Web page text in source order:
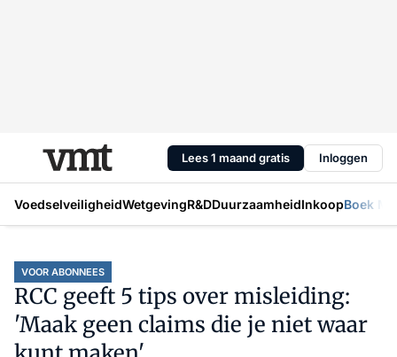
Lees 1 maand gratis Inloggen
VoedselveiligheidWetgevingR&DDuurzaamheidInkoopBoek
VOOR ABONNEES
RCC geeft 5 tips over misleiding:
'Maak geen claims die je niet waar